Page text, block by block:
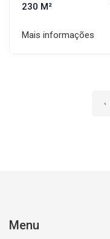
230 M²
Mais informações
‹
Menu